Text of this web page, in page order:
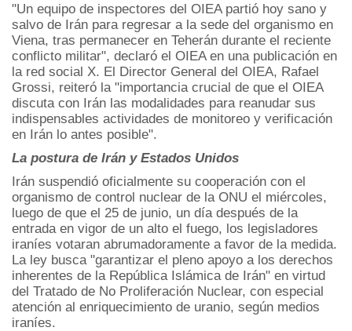
"Un equipo de inspectores del OIEA partió hoy sano y
salvo de Irán para regresar a la sede del organismo en
Viena, tras permanecer en Teherán durante el reciente
conflicto militar", declaró el OIEA en una publicación en
la red social X. El Director General del OIEA, Rafael
Grossi, reiteró la "importancia crucial de que el OIEA
discuta con Irán las modalidades para reanudar sus
indispensables actividades de monitoreo y verificación
en Irán lo antes posible".
La postura de Irán y Estados Unidos
Irán suspendió oficialmente su cooperación con el
organismo de control nuclear de la ONU el miércoles,
luego de que el 25 de junio, un día después de la
entrada en vigor de un alto el fuego, los legisladores
iraníes votaran abrumadoramente a favor de la medida.
La ley busca "garantizar el pleno apoyo a los derechos
inherentes de la República Islámica de Irán" en virtud
del Tratado de No Proliferación Nuclear, con especial
atención al enriquecimiento de uranio, según medios
iraníes.